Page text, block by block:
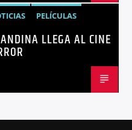
PELÍCULAS
LLEGA AL CINE